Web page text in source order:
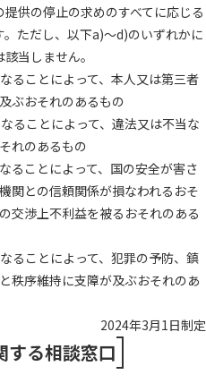
供の停止の求めのすべてに応じる
ただし、以下a)～d)のいずれかに
当しません。
ることによって、本人又は第三者
ぶおそれのあるもの
ることによって、違法又は不当な
れのあるもの
ることによって、国の安全が害さ
関との信頼関係が損なわれるおそ
交渉上不利益を被るおそれのある
ることによって、犯罪の予防、鎮
秩序維持に支障が及ぶおそれのあ
2024年3月1日制定
する相談窓口